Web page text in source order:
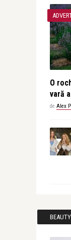
O
vară
de Alex